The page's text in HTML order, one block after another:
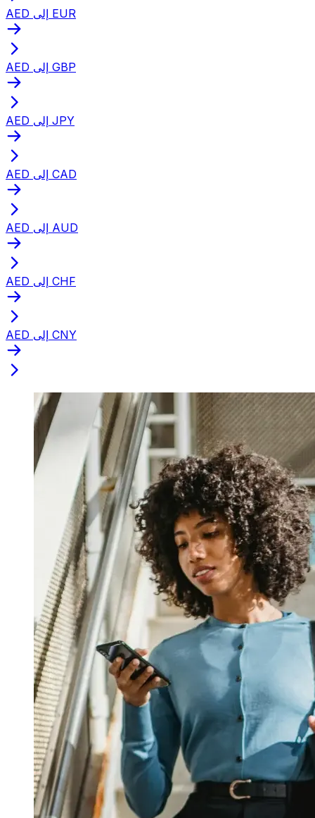
AED إلى EUR
AED إلى GBP
AED إلى JPY
AED إلى CAD
AED إلى AUD
AED إلى CHF
AED إلى CNY